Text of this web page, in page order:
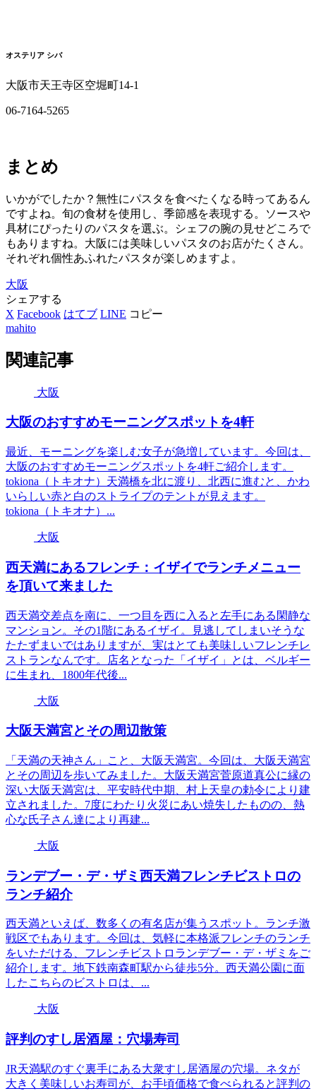
オステリア シバ
大阪市天王寺区空堀町14-1
06-7164-5265
まとめ
いかがでしたか？無性にパスタを食べたくなる時ってあるん
ですよね。旬の食材を使用し、季節感を表現する。ソースや
具材にぴったりのパスタを選ぶ。シェフの腕の見せどころで
もありますね。大阪には美味しいパスタのお店がたくさん。
それぞれ個性あふれたパスタが楽しめますよ。
大阪
シェアする
X Facebook はてブ LINE コピー
mahito
関連記事
大阪
大阪のおすすめモーニングスポットを4軒
最近、モーニングを楽しむ女子が急増しています。今回は、
大阪のおすすめモーニングスポットを4軒ご紹介します。
tokiona（トキオナ）天満橋を北に渡り、北西に進むと、かわ
いらしい赤と白のストライプのテントが見えます。
tokiona（トキオナ）...
大阪
西天満にあるフレンチ：イザイでランチメニュー
を頂いて来ました
西天満交差点を南に、一つ目を西に入ると左手にある閑静な
マンション。その1階にあるイザイ。見逃してしまいそうな
たたずまいではありますが、実はとても美味しいフレンチレ
ストランなんです。店名となった「イザイ」とは、ベルギー
に生まれ、1800年代後...
大阪
大阪天満宮とその周辺散策
「天満の天神さん」こと、大阪天満宮。今回は、大阪天満宮
とその周辺を歩いてみました。大阪天満宮菅原道真公に縁の
深い大阪天満宮は、平安時代中期、村上天皇の勅令により建
立されました。7度にわたり火災にあい焼失したものの、熱
心な氏子さん達により再建...
大阪
ランデブー・デ・ザミ西天満フレンチビストロの
ランチ紹介
西天満といえば、数多くの有名店が集うスポット。ランチ激
戦区でもあります。今回は、気軽に本格派フレンチのランチ
をいただける、フレンチビストロランデブー・デ・ザミをご
紹介します。地下鉄南森町駅から徒歩5分。西天満公園に面
したこちらのビストロは、...
大阪
評判のすし居酒屋：穴場寿司
JR天満駅のすぐ裏手にある大衆すし居酒屋の穴場。ネタが
大きく美味しいお寿司が、お手頃価格で食べられると評判の